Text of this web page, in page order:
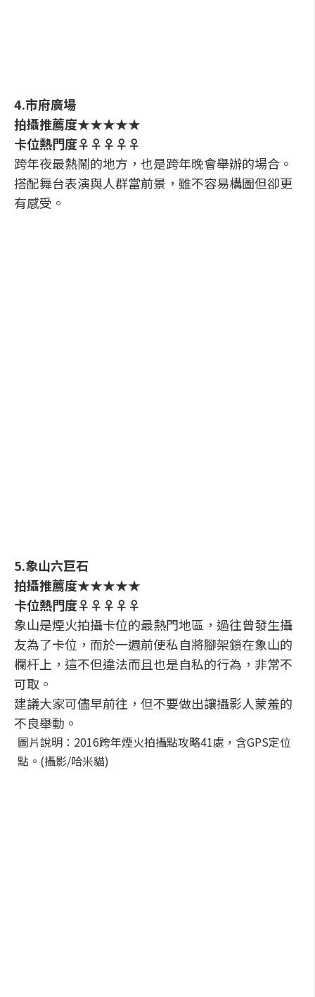
4.市府廣場
拍攝推薦度★★★★★
卡位熱門度♀♀♀♀♀
跨年夜最熱鬧的地方，也是跨年晚會舉辦的場合。
搭配舞台表演與人群當前景，雖不容易構圖但卻更
有感受。
5.象山六巨石
拍攝推薦度★★★★★
卡位熱門度♀♀♀♀♀
象山是煙火拍攝卡位的最熱門地區，過往曾發生攝
友為了卡位，而於一週前便私自將腳架鎖在象山的
欄杆上，這不但違法而且也是自私的行為，非常不
可取。
建議大家可儘早前往，但不要做出讓攝影人蒙羞的
不良舉動。
圖片說明：2016跨年煙火拍攝點攻略41處，含GPS定位
點。(攝影/哈米貓)